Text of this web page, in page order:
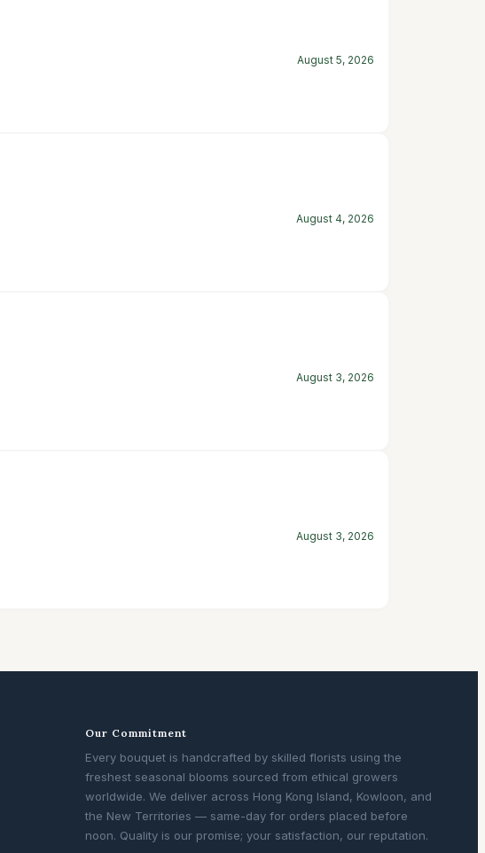
August 5, 2026
August 4, 2026
August 3, 2026
August 3, 2026
Our Commitment
Every bouquet is handcrafted by skilled florists using the
freshest seasonal blooms sourced from ethical growers
worldwide. We deliver across Hong Kong Island, Kowloon, and
the New Territories — same-day for orders placed before
noon. Quality is our promise; your satisfaction, our reputation.